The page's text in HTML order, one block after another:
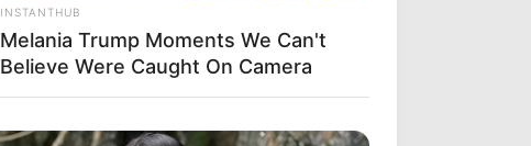
INSTANTHUB
Melania Trump Moments We Can't
Believe Were Caught On Camera